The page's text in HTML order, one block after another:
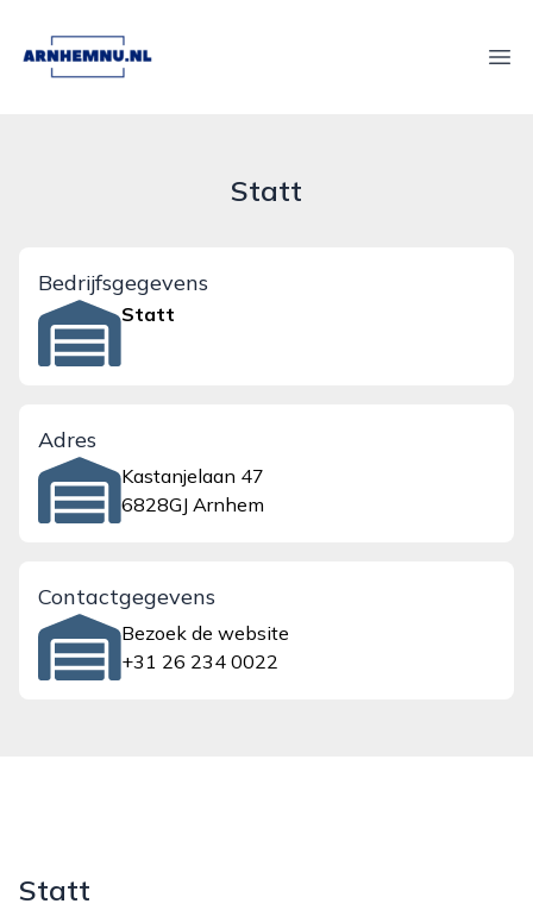
arnhemnu.nl
Statt
Bedrijfsgegevens
Statt
Adres
Kastanjelaan 47
6828GJ Arnhem
Contactgegevens
Bezoek de website
+31 26 234 0022
Statt